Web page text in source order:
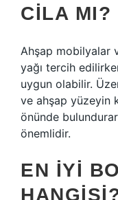
CILA MI?
Ahşap mobilyalar
yağı tercih
uygun olabilir.
ve ahşap yüzeyin
önünde
önemlidir.
EN IYI